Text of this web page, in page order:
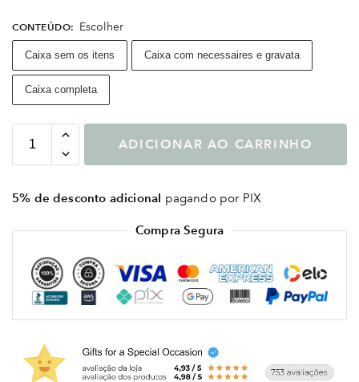
CONTEÚDO: Escolher
Caixa sem os itens Caixa com necessaires e gravata
Caixa completa
ADICIONAR AO CARRINHO
5% de desconto adicional pagando por PIX
Compra Segura